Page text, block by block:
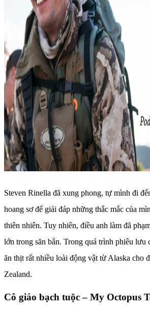
Steven Rinella đã xung phong, tự mình đi
hoang sơ để giải đáp những thắc mắc của
thiên nhiên. Tuy nhiên, điều anh làm đã
lớn trong săn bắn. Trong quá trình phiêu lưu
ăn thịt rất nhiều loài động vật từ Alaska cho
Zealand.
Cô giáo bạch tuộc – My Octopus